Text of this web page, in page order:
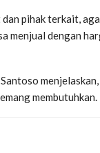
dan pihak terkait,
menjual dengan
membutuhkan.